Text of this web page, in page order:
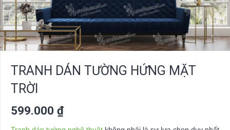
TRANH DÁN TƯỜNG HỨNG MẶT
TRỜI
599.000 ₫